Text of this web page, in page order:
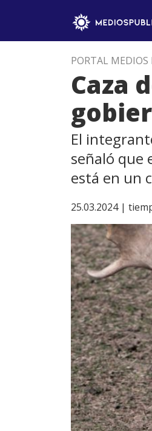
PORTAL MEDIOS
Caza
El
señaló que
está en un
25.03.2024 |